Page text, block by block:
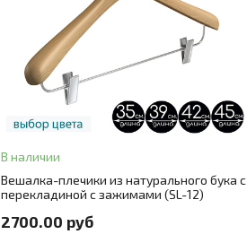
В наличии
Вешалка-плечики из натурального бука c
перекладиной с зажимами (SL-12)
2700.00 руб
В корзину
ЗАКАЗ В ОДИН КЛИК
Цвет натуральный бук (без покрытия)+ 3
Размер 35